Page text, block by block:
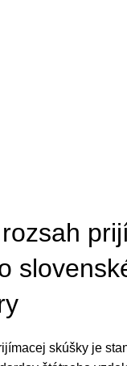
skúšky je